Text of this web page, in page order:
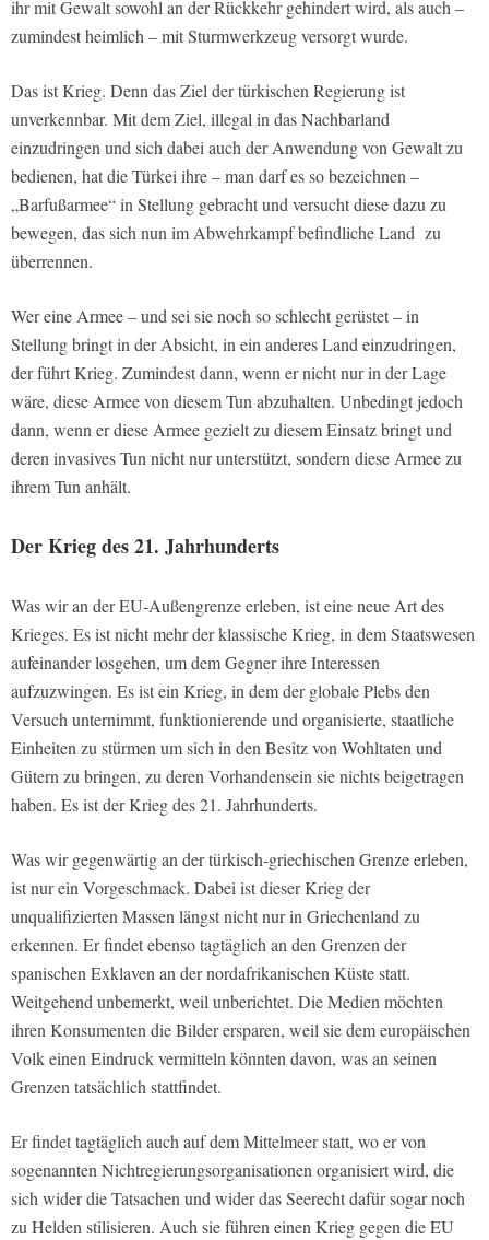
ihr mit Gewalt sowohl an der Rückkehr gehindert wird, als auch –
zumindest heimlich – mit Sturmwerkzeug versorgt wurde.
Das ist Krieg. Denn das Ziel der türkischen Regierung ist
unverkennbar. Mit dem Ziel, illegal in das Nachbarland
einzudringen und sich dabei auch der Anwendung von Gewalt zu
bedienen, hat die Türkei ihre – man darf es so bezeichnen –
„Barfußarmee“ in Stellung gebracht und versucht diese dazu zu
bewegen, das sich nun im Abwehrkampf befindliche Land zu
überrennen.
Wer eine Armee – und sei sie noch so schlecht gerüstet – in
Stellung bringt in der Absicht, in ein anderes Land einzudringen,
der führt Krieg. Zumindest dann, wenn er nicht nur in der Lage
wäre, diese Armee von diesem Tun abzuhalten. Unbedingt jedoch
dann, wenn er diese Armee gezielt zu diesem Einsatz bringt und
deren invasives Tun nicht nur unterstützt, sondern diese Armee zu
ihrem Tun anhält.
Der Krieg des 21. Jahrhunderts
Was wir an der EU-Außengrenze erleben, ist eine neue Art des
Krieges. Es ist nicht mehr der klassische Krieg, in dem Staatswesen
aufeinander losgehen, um dem Gegner ihre Interessen
aufzuzwingen. Es ist ein Krieg, in dem der globale Plebs den
Versuch unternimmt, funktionierende und organisierte, staatliche
Einheiten zu stürmen um sich in den Besitz von Wohltaten und
Gütern zu bringen, zu deren Vorhandensein sie nichts beigetragen
haben. Es ist der Krieg des 21. Jahrhunderts.
Was wir gegenwärtig an der türkisch-griechischen Grenze erleben,
ist nur ein Vorgeschmack. Dabei ist dieser Krieg der
unqualifizierten Massen längst nicht nur in Griechenland zu
erkennen. Er findet ebenso tagtäglich an den Grenzen der
spanischen Exklaven an der nordafrikanischen Küste statt.
Weitgehend unbemerkt, weil unberichtet. Die Medien möchten
ihren Konsumenten die Bilder ersparen, weil sie dem europäischen
Volk einen Eindruck vermitteln könnten davon, was an seinen
Grenzen tatsächlich stattfindet.
Er findet tagtäglich auch auf dem Mittelmeer statt, wo er von
sogenannten Nichtregierungsorganisationen organisiert wird, die
sich wider die Tatsachen und wider das Seerecht dafür sogar noch
zu Helden stilisieren. Auch sie führen einen Krieg gegen die EU